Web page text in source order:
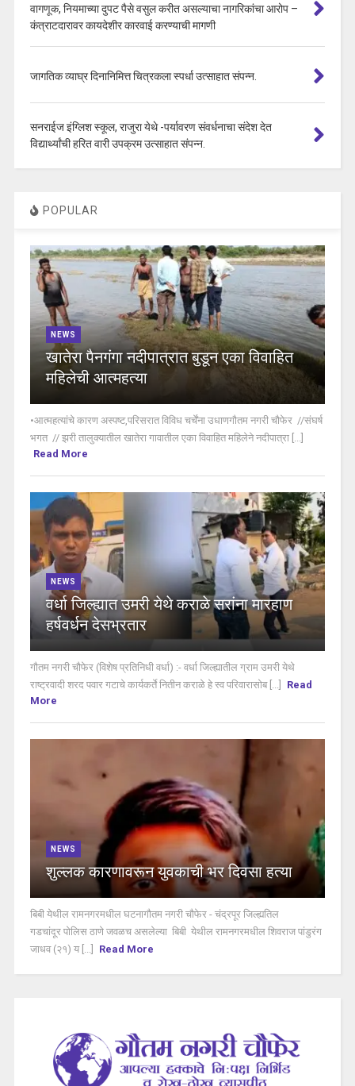
वागणूक, नियमाच्या दुपट पैसे वसुल करीत असल्याचा नागरिकांचा आरोप –
कंत्राटदारावर कायदेशीर कारवाई करण्याची मागणी
जागतिक व्याघ्र दिनानिमित्त चित्रकला स्पर्धा उत्साहात संपन्न.
सनराईज इंग्लिश स्कूल, राजुरा येथे -पर्यावरण संवर्धनाचा संदेश देत
विद्यार्थ्यांची हरित वारी उपक्रम उत्साहात संपन्न.
POPULAR
NEWS
खातेरा पैनगंगा नदीपात्रात बुडून एका विवाहित
महिलेची आत्महत्या
•आत्महत्यांचे कारण अस्पष्ट,परिसरात विविध चर्चेंना उधाणगौतम नगरी चौफेर //संघर्ष
भगत // झरी तालुक्यातील खातेरा गावातील एका विवाहित महिलेने नदीपात्रा [...]
Read More
NEWS
वर्धा जिल्ह्यात उमरी येथे कराळे सरांना मारहाण
हर्षवर्धन देसभ्रतार
गौतम नगरी चौफेर (विशेष प्रतिनिधी वर्धा) :- वर्धा जिल्ह्यातील ग्राम उमरी येथे
राष्ट्रवादी शरद पवार गटाचे कार्यकर्ते नितीन कराळे हे स्व परिवारासोब [...]
Read
More
NEWS
शुल्लक कारणावरून युवकाची भर दिवसा हत्या
बिबी येथील रामनगरमधील घटनागौतम नगरी चौफेर - चंद्रपूर जिल्ह्यतिल
गडचांदूर पोलिस ठाणे जवळच असलेल्या बिबी येथील रामनगरमधील शिवराज पांडुरंग
जाधव (२१) य [...]
Read More